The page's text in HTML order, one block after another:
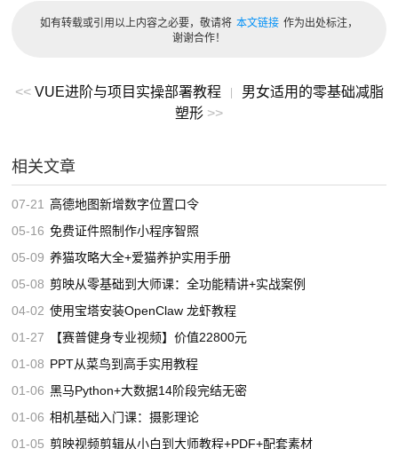
如有转载或引用以上内容之必要，敬请将 本文链接 作为出处标注，
谢谢合作！
<< VUE进阶与项目实操部署教程 |
男女适用的零基础减脂
塑形 >>
相关文章
07-21 高德地图新增数字位置口令
05-16 免费证件照制作小程序智照
05-09 养猫攻略大全+爱猫养护实用手册
05-08 剪映从零基础到大师课：全功能精讲+实战案例
04-02 使用宝塔安装OpenClaw 龙虾教程
01-27
【赛普健身专业视频】价值22800元
01-08 PPT从菜鸟到高手实用教程
01-06 黑马Python+大数据14阶段完结无密
01-06 相机基础入门课：摄影理论
01-05 剪映视频剪辑从小白到大师教程+PDF+配套素材